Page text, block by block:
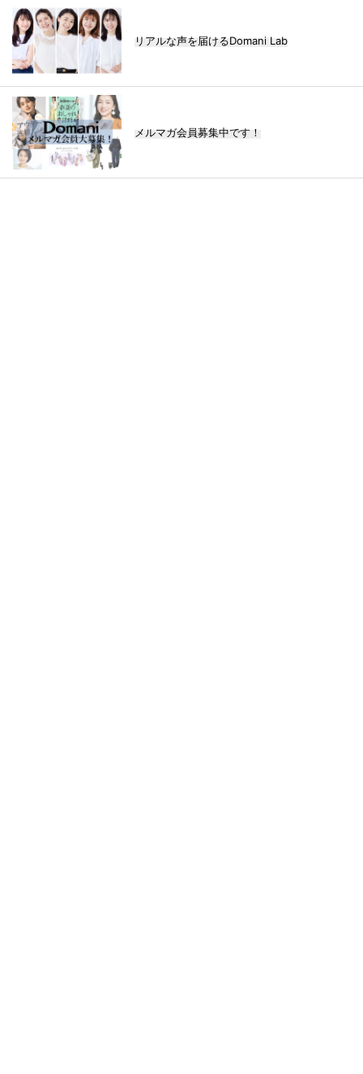
リアルな声を届けるDomani Lab
メルマガ会員募集中です！